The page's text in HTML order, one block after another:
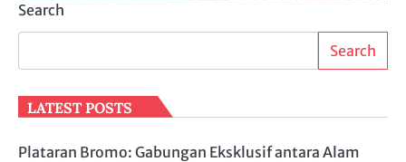
Search
Search
LATEST POSTS
Plataran Bromo: Gabungan Eksklusif antara Alam